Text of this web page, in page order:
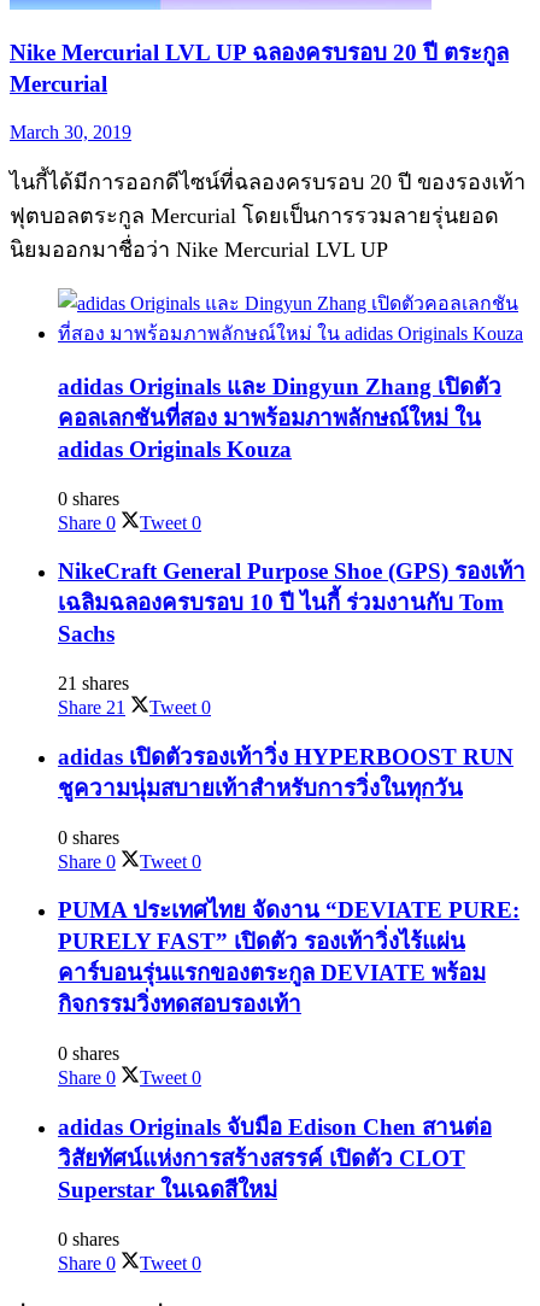
Nike Mercurial LVL UP ฉลองครบรอบ 20 ปี ตระกูล
Mercurial
March 30, 2019
ไนกี้ได้มีการออกดีไซน์ที่ฉลองครบรอบ 20 ปี ของรองเท้า
ฟุตบอลตระกูล Mercurial โดยเป็นการรวมลายรุ่นยอด
นิยมออกมาชื่อว่า Nike Mercurial LVL UP
adidas Originals และ Dingyun Zhang เปิดตัว
คอลเลกชันที่สอง มาพร้อมภาพลักษณ์ใหม่ ใน
adidas Originals Kouza
0 shares
Share 0 Tweet 0
NikeCraft General Purpose Shoe (GPS) รองเท้า
เฉลิมฉลองครบรอบ 10 ปี ไนกี้ ร่วมงานกับ Tom
Sachs
21 shares
Share 21 Tweet 0
adidas เปิดตัวรองเท้าวิ่ง HYPERBOOST RUN
ชูความนุ่มสบายเท้าสำหรับการวิ่งในทุกวัน
0 shares
Share 0 Tweet 0
PUMA ประเทศไทย จัดงาน “DEVIATE PURE:
PURELY FAST” เปิดตัว รองเท้าวิ่งไร้แผ่น
คาร์บอนรุ่นแรกของตระกูล DEVIATE พร้อม
กิจกรรมวิ่งทดสอบรองเท้า
0 shares
Share 0 Tweet 0
adidas Originals จับมือ Edison Chen สานต่อ
วิสัยทัศน์แห่งการสร้างสรรค์ เปิดตัว CLOT
Superstar ในเฉดสีใหม่
0 shares
Share 0 Tweet 0